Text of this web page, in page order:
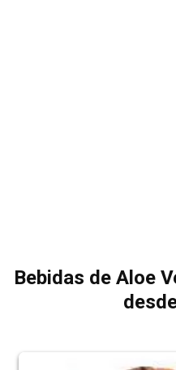
Bebidas de Aloe